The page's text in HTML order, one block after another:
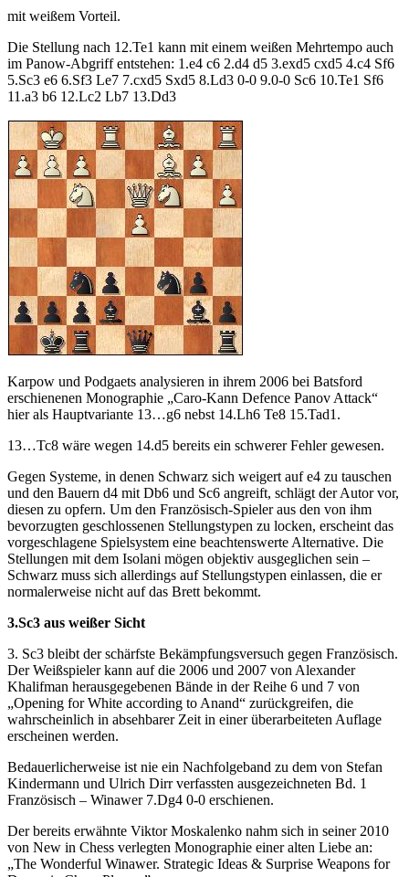
mit weißem Vorteil.
Die Stellung nach 12.Te1 kann mit einem weißen Mehrtempo auch
im Panow-Abgriff entstehen: 1.e4 c6 2.d4 d5 3.exd5 cxd5 4.c4 Sf6
5.Sc3 e6 6.Sf3 Le7 7.cxd5 Sxd5 8.Ld3 0-0 9.0-0 Sc6 10.Te1 Sf6
11.a3 b6 12.Lc2 Lb7 13.Dd3
Karpow und Podgaets analysieren in ihrem 2006 bei Batsford
erschienenen Monographie „Caro-Kann Defence Panov Attack“
hier als Hauptvariante 13…g6 nebst 14.Lh6 Te8 15.Tad1.
13…Tc8 wäre wegen 14.d5 bereits ein schwerer Fehler gewesen.
Gegen Systeme, in denen Schwarz sich weigert auf e4 zu tauschen
und den Bauern d4 mit Db6 und Sc6 angreift, schlägt der Autor vor,
diesen zu opfern. Um den Französisch-Spieler aus den von ihm
bevorzugten geschlossenen Stellungstypen zu locken, erscheint das
vorgeschlagene Spielsystem eine beachtenswerte Alternative. Die
Stellungen mit dem Isolani mögen objektiv ausgeglichen sein –
Schwarz muss sich allerdings auf Stellungstypen einlassen, die er
normalerweise nicht auf das Brett bekommt.
3.Sc3 aus weißer Sicht
3. Sc3 bleibt der schärfste Bekämpfungsversuch gegen Französisch.
Der Weißspieler kann auf die 2006 und 2007 von Alexander
Khalifman herausgegebenen Bände in der Reihe 6 und 7 von
„Opening for White according to Anand“ zurückgreifen, die
wahrscheinlich in absehbarer Zeit in einer überarbeiteten Auflage
erscheinen werden.
Bedauerlicherweise ist nie ein Nachfolgeband zu dem von Stefan
Kindermann und Ulrich Dirr verfassten ausgezeichneten Bd. 1
Französisch – Winawer 7.Dg4 0-0 erschienen.
Der bereits erwähnte Viktor Moskalenko nahm sich in seiner 2010
von New in Chess verlegten Monographie einer alten Liebe an:
„The Wonderful Winawer. Strategic Ideas & Surprise Weapons for